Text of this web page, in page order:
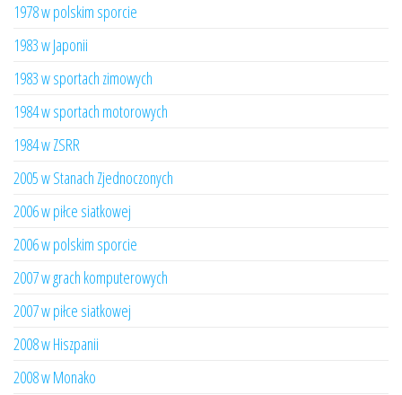
1978 w polskim sporcie
1983 w Japonii
1983 w sportach zimowych
1984 w sportach motorowych
1984 w ZSRR
2005 w Stanach Zjednoczonych
2006 w piłce siatkowej
2006 w polskim sporcie
2007 w grach komputerowych
2007 w piłce siatkowej
2008 w Hiszpanii
2008 w Monako